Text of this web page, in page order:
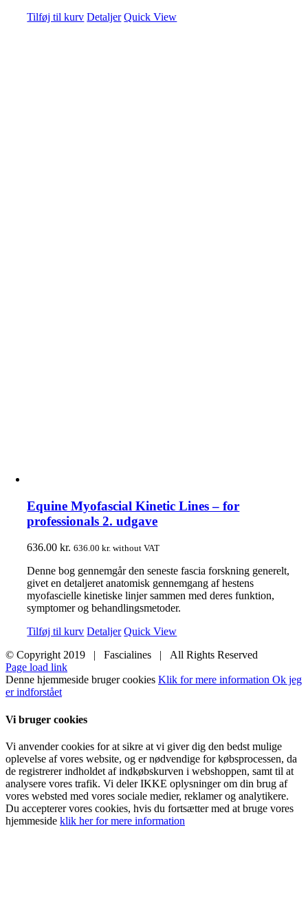
Tilføj til kurv Detaljer Quick View
Equine Myofascial Kinetic Lines – for
professionals 2. udgave
636.00kr. 636.00kr. without VAT
Denne bog gennemgår den seneste fascia forskning generelt,
givet en detaljeret anatomisk gennemgang af hestens
myofascielle kinetiske linjer sammen med deres funktion,
symptomer og behandlingsmetoder.
Tilføj til kurv Detaljer Quick View
© Copyright 2019 | Fascialines | All Rights Reserved
Page load link
Denne hjemmeside bruger cookies Klik for mere information Ok jeg
er indforstået
Vi bruger cookies
Vi anvender cookies for at sikre at vi giver dig den bedst mulige
oplevelse af vores website, og er nødvendige for købsprocessen, da
de registrerer indholdet af indkøbskurven i webshoppen, samt til at
analysere vores trafik. Vi deler IKKE oplysninger om din brug af
vores websted med vores sociale medier, reklamer og analytikere.
Du accepterer vores cookies, hvis du fortsætter med at bruge vores
hjemmeside klik her for mere information